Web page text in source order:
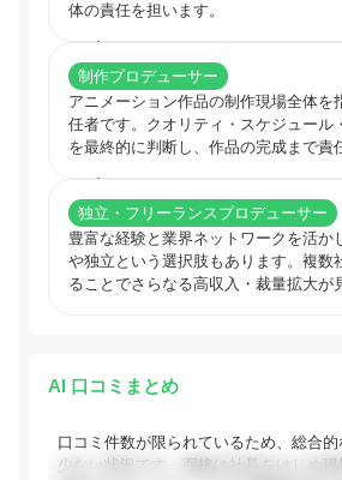
体の責任を担います。
制作プロデューサー
アニメーション作品の制作現場全体を
任者です。クオリティ・スケジュール
を最終的に判断し、作品の完成まで責
独立・フリーランスプロデューサー
豊富な経験と業界ネットワークを活か
や独立という選択肢もあります。複数
ることでさらなる高収入・裁量拡大が
AI 口コミまとめ
口コミ件数が限られているため、総合
少ない状況です。面接は社長をはじめ